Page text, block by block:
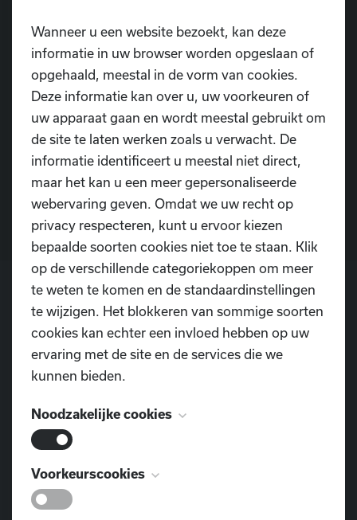
Wanneer u een website bezoekt, kan deze
informatie in uw browser worden opgeslaan of
opgehaald, meestal in de vorm van cookies.
Deze informatie kan over u, uw voorkeuren of
uw apparaat gaan en wordt meestal gebruikt om
de site te laten werken zoals u verwacht. De
informatie identificeert u meestal niet direct,
maar het kan u een meer gepersonaliseerde
webervaring geven. Omdat we uw recht op
privacy respecteren, kunt u ervoor kiezen
bepaalde soorten cookies niet toe te staan. Klik
op de verschillende categoriekoppen om meer
te weten te komen en de standaardinstellingen
te wijzigen. Het blokkeren van sommige soorten
cookies kan echter een invloed hebben op uw
ervaring met de site en de services die we
kunnen bieden.
Noodzakelijke cookies
Deze cookies zijn noodzakelijk voor het
functioneren van de website en kunnen niet
Voorkeurscookies
Heb je nog vragen?
Contacteer ons
Pontweg 3